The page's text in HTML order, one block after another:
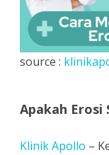
source :
Apakah Erosi
Klinik Apollo –